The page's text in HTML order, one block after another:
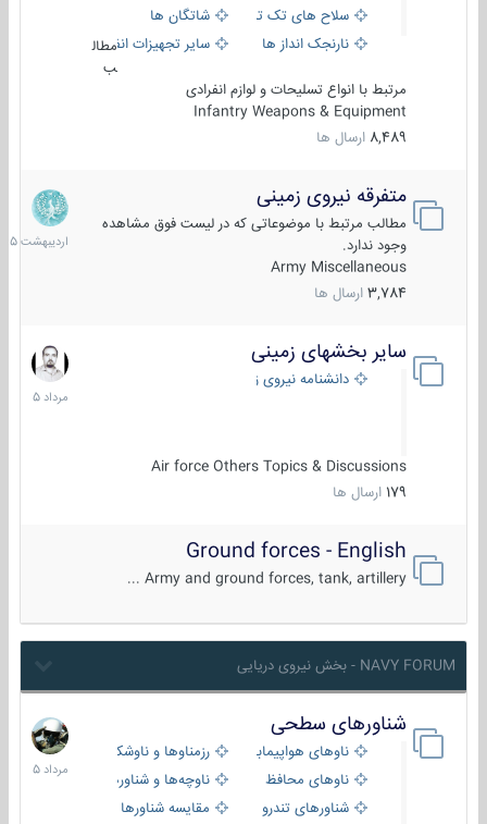
سلاح های تک تیر اندازیشاتگان ها
نارنجک انداز ها
سایر تجهیزات انفرادی
مطال
ب
مرتبط با انواع تسلیحات و لوازم انفرادی
Infantry Weapons & Equipment
8,489 ارسال ها
متفرقه نیروی زمینی
مطالب مرتبط با موضوعاتی که در لیست فوق مشاهده
وجود ندارد.
Army Miscellaneous
3,784 ارسال ها
27
1405
سایر بخشهای زمینی
دانشنامه نیروی زمینی
Air force Others Topics & Discussions
179 ارسال ها
9
مرداد
1405
Ground forces - English
Army and ground forces, tank, artillery ...
NAVY FORUM - بخش نیروی دریایی
شناورهای سطحی
ناوهای هواپیمابر و بالگرد بررزمناوها و ناوشکن‌ها
ناوهای محافظ
ناوچه‌ها و شناورهای گشتی
شناورهای تندرو
مقایسه شناورها
2
مرداد
1405